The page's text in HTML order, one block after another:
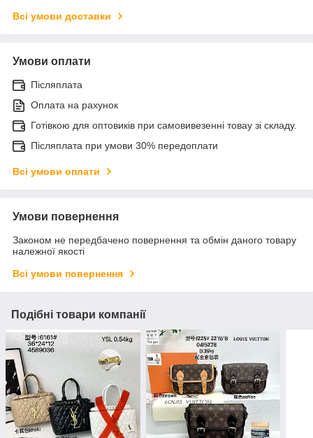
Всі умови доставки
Умови оплати
Післяплата
Оплата на рахунок
Готівкою для оптовиків при самовивезенні товау зі складу.
Післяплата при умови 30% передоплати
Всі умови оплати
Умови повернення
Законом не передбачено повернення та обмін даного товару
належної якості
Всі умови повернення
Подібні товари компанії